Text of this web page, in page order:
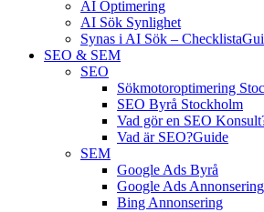
AI Optimering
AI Sök Synlighet
Synas i AI Sök – Checklista
SEO & SEM
SEO
Sökmotoroptimering
SEO Byrå Stockholm
Vad gör en SEO
Vad är SEO?Guide
SEM
Google Ads Byrå
Google Ads Annonsering
Bing Annonsering